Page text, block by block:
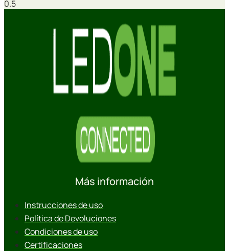
Más información
Instrucciones de uso
Política de Devoluciones
Condiciones de uso
Certificaciones